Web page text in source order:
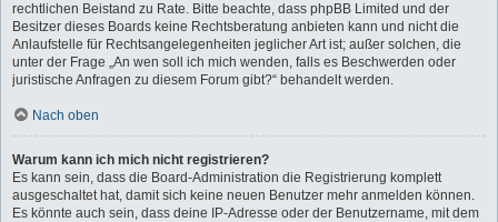
rechtlichen Beistand zu Rate. Bitte beachte, dass phpBB Limited und der
Besitzer dieses Boards keine Rechtsberatung anbieten kann und nicht die
Anlaufstelle für Rechtsangelegenheiten jeglicher Art ist; außer solchen, die
unter der Frage „An wen soll ich mich wenden, falls es Beschwerden oder
juristische Anfragen zu diesem Forum gibt?“ behandelt werden.
Nach oben
Warum kann ich mich nicht registrieren?
Es kann sein, dass die Board-Administration die Registrierung komplett
ausgeschaltet hat, damit sich keine neuen Benutzer mehr anmelden können.
Es könnte auch sein, dass deine IP-Adresse oder der Benutzername, mit dem